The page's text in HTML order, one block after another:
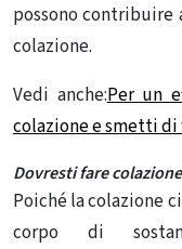
possono
colazione.
Vedi anche:Per un
colazione e smetti
Dovresti fare
Poiché la colazione
corpo di